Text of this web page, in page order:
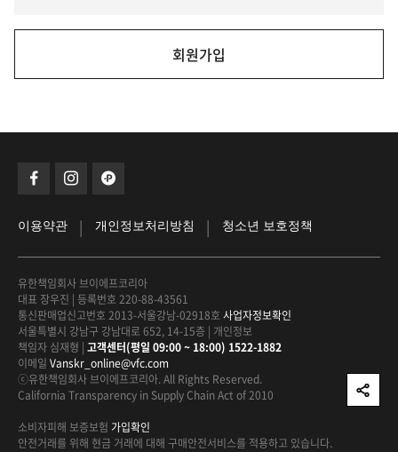
회원가입
이용약관 | 개인정보처리방침 | 청소년 보호정책
유한책임회사 브이에프코리아
대표 장우진 | 등록번호 220-88-43561
통신판매업신고번호 2013-서울강남-02918호 사업자정보확인
서울특별시 강남구 강남대로 652, 14-15층 | 개인정보
책임자 심재형 | 고객센터(평일 09:00 ~ 18:00) 1522-1882
이메일 Vanskr_online@vfc.com
ⓒ유한책임회사 브이에프코리아. All Rights Reserved.
California Transparency in Supply Chain Act of 2010
소비자피해 보증보험 가입확인
안전거래를 위해 현금 거래에 대해 구매안전서비스를 적용하고 있습니다.